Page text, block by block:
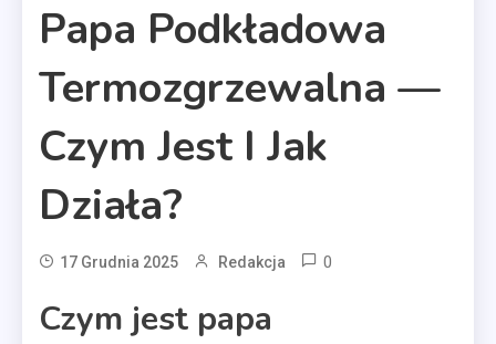
Papa Podkładowa
Termozgrzewalna —
Czym Jest I Jak
Działa?
17 Grudnia 2025 Redakcja 0
Czym jest papa